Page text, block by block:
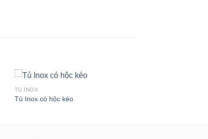
TỦ INOX
Tủ Inox có hộc kéo